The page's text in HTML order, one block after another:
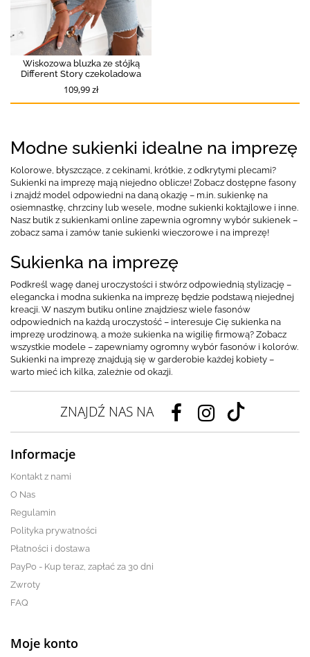
Wiskozowa bluzka ze stójką
Different Story czekoladowa
109,99 zł
Modne sukienki idealne na imprezę
Kolorowe, błyszczące, z cekinami, krótkie, z odkrytymi plecami?
Sukienki na imprezę mają niejedno oblicze! Zobacz dostępne fasony
i znajdź model odpowiedni na daną okazję – m.in. sukienkę na
osiemnastkę, chrzciny lub wesele, modne sukienki koktajlowe i inne.
Nasz butik z sukienkami online zapewnia ogromny wybór sukienek –
zobacz sama i zamów tanie sukienki wieczorowe i na imprezę!
Sukienka na imprezę
Podkreśl wagę danej uroczystości i stwórz odpowiednią stylizację –
elegancka i modna sukienka na imprezę będzie podstawą niejednej
kreacji. W naszym butiku online znajdziesz wiele fasonów
odpowiednich na każdą uroczystość – interesuje Cię sukienka na
imprezę urodzinową, a może sukienka na wigilię firmową? Zobacz
wszystkie modele – zapewniamy ogromny wybór fasonów i kolorów.
Sukienki na imprezę znajdują się w garderobie każdej kobiety –
warto mieć ich kilka, zależnie od okazji.
ZNAJDŹ NAS NA
Informacje
Kontakt z nami
O Nas
Regulamin
Polityka prywatności
Płatności i dostawa
PayPo - Kup teraz, zapłać za 30 dni
Zwroty
FAQ
Moje konto